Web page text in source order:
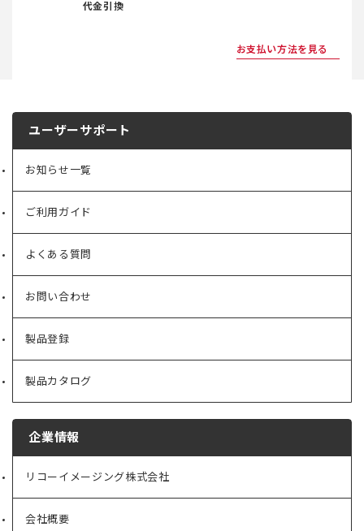
代金引換
お支払い方法を見る
ユーザーサポート
お知らせ一覧
ご利用ガイド
よくある質問
お問い合わせ
製品登録
製品カタログ
企業情報
リコーイメージング株式会社
（新
タ
会社概要
（新